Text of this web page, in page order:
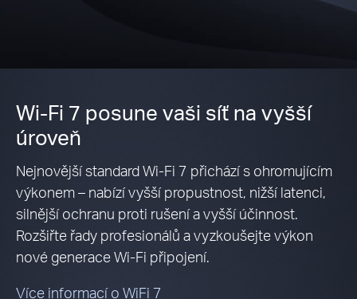
Wi-Fi 7 posune vaši síť na vyšší
úroveň
Nejnovější standard Wi-Fi 7 přichází s ohromujícím
výkonem – nabízí vyšší propustnost, nižší latenci,
silnější ochranu proti rušení a vyšší účinnost.
Rozšiřte řady profesionálů a vyzkoušejte výkon
nové generace Wi-Fi připojení.
Více informací o WiFi 7